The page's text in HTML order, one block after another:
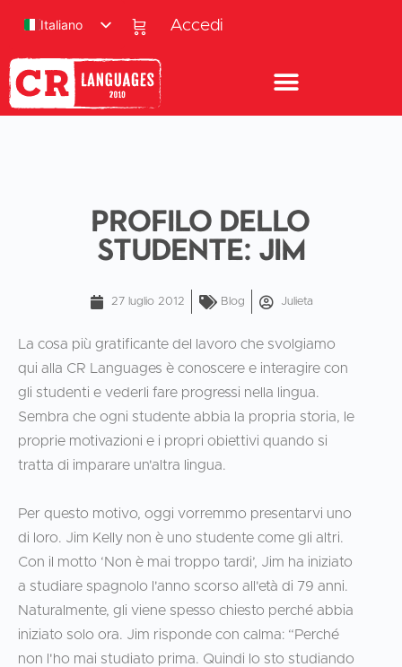
Accedi
Italiano
Profilo dello
studente: Jim
27 luglio 2012 Blog Julieta
La cosa più gratificante del lavoro che svolgiamo
qui alla CR Languages è conoscere e interagire con
gli studenti e vederli fare progressi nella lingua.
Sembra che ogni studente abbia la propria storia, le
proprie motivazioni e i propri obiettivi quando si
tratta di imparare un'altra lingua.
Per questo motivo, oggi vorremmo presentarvi uno
di loro. Jim Kelly non è uno studente come gli altri.
Con il motto ‘Non è mai troppo tardi’, Jim ha iniziato
a studiare spagnolo l'anno scorso all'età di 79 anni.
Naturalmente, gli viene spesso chiesto perché abbia
iniziato solo ora. Jim risponde con calma: “Perché
non l'ho mai studiato prima. Quindi lo sto studiando